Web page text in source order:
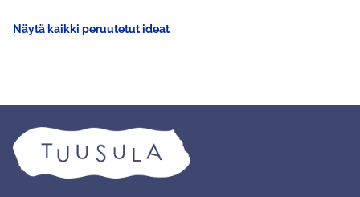
Näytä kaikki peruutetut ideat